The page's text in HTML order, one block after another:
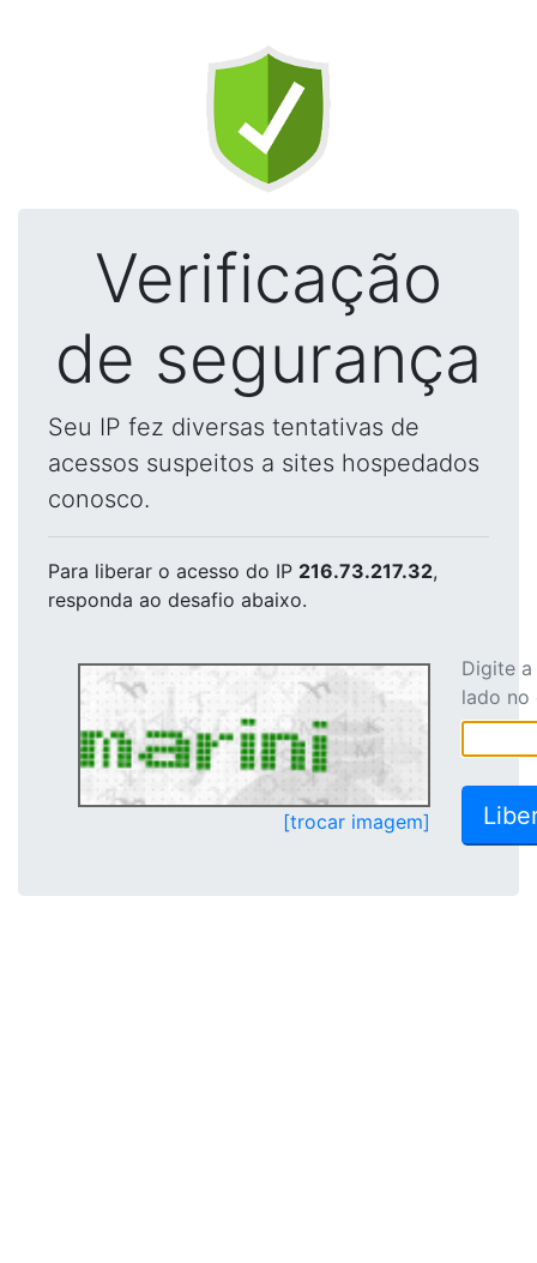
Verificação
de segurança
Seu IP fez diversas tentativas de
acessos suspeitos a sites hospedados
conosco.
Para liberar o acesso do IP 216.73.217.32,
responda ao desafio abaixo.
[trocar imagem]
Digite
lado no